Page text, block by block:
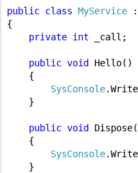
public class MyService :
{
private int _call;
public void
Hello()
{
SysConsole
}
public void
{
SysConsole
}